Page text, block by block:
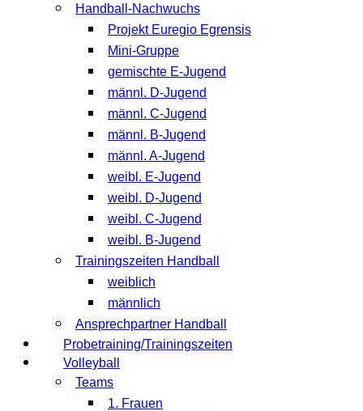
Handball-Nachwuchs
Projekt Euregio Egrensis
Mini-Gruppe
gemischte E-Jugend
männl. D-Jugend
männl. C-Jugend
männl. B-Jugend
männl. A-Jugend
weibl. E-Jugend
weibl. D-Jugend
weibl. C-Jugend
weibl. B-Jugend
Trainingszeiten Handball
weiblich
männlich
Ansprechpartner Handball
Probetraining/Trainingszeiten
Volleyball
Teams
1. Frauen